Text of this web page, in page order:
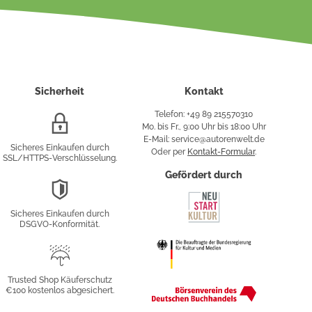
Sicherheit
Verschlüsselung
Sicheres Einkaufen durch
SSL/HTTPS-Verschlüsselung.
Sicheres Einkaufen durch
DSGVO-Konformität.
Käuferschutz
Trusted Shop Käuferschutz
€100 kostenlos abgesichert.
Kontakt
Telefon: +49 89 215570310
Mo. bis Fr., 9:00 Uhr bis 18:00 Uhr
E-Mail: service@autorenwelt.de
Oder per Kontakt-Formular.
Gefördert durch